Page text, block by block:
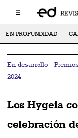
EN PROFUNDIDAD
En desarrollo -
2024
Los Hygeia
celebración